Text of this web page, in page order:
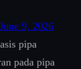
June 9, 2026
pipa
pada pipa